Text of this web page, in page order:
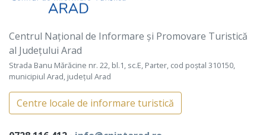
Centrul Național de Informare și Promovare Turistică
al Județului Arad
Strada Banu Mărăcine nr. 22, bl.1, sc.E, Parter, cod poștal 310150,
municipiul Arad, județul Arad
Centre locale de informare turistică